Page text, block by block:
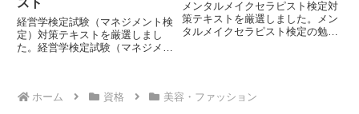
経営学検定試験（マネジメント検
定）対策テキストを厳選しまし
た。経営学検定試験（マネジメン
メンタルメイクセラピスト検定対
策テキストを厳選しました。メン
タルメイクセラピスト検定の勉強
ホーム 資格 美容・ファッション